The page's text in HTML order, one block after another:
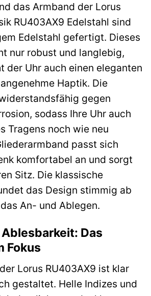
das Armband der Lorus
RU403AX9 Edelstahl sind
Edelstahl gefertigt. Dieses
nur robust und langlebig,
der Uhr auch einen eleganten
Haptik. Die
gegen
sodass Ihre Uhr auch
Tragens noch wie neu
passt sich
komfortabel an und sorgt
Sitz. Die klassische
das Design stimmig ab
An- und Ablegen.
Das
Fokus
Lorus RU403AX9 ist klar
gestaltet. Helle Indizes und